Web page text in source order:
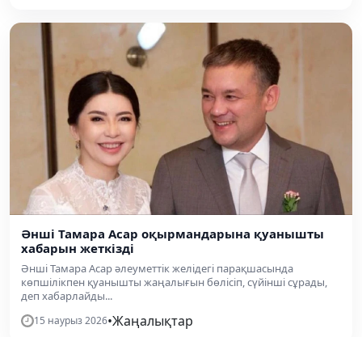
Әнші Тамара Асар оқырмандарына қуанышты
хабарын жеткізді
Әнші Тамара Асар әлеуметтік желідегі парақшасында
көпшілікпен қуанышты жаңалығын бөлісіп, сүйінші сұрады,
деп хабарлайды...
15 наурыз 2026•Жаңалықтар